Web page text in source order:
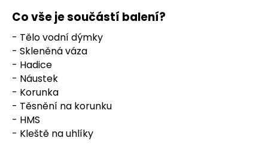
Co vše je součástí balení?
- Tělo vodní dýmky
- Skleněná váza
- Hadice
- Náustek
- Korunka
- Těsnění na korunku
- HMS
- Kleště na uhlíky
p
r
u
č
u
j
e
m
e